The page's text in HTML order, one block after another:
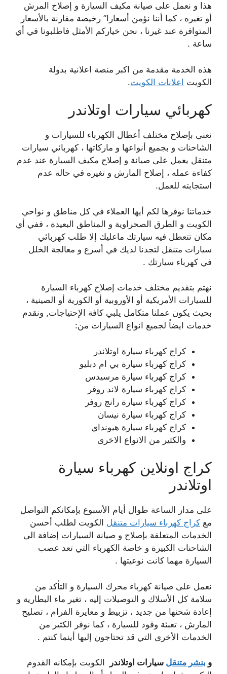
هذا و نعمل على صيانة مكيف السيارة و إصلاح المرش
أو تغيره ، كما أننا نؤمن أسعارا” رخيصة مقارنة بالأسعار
المتوافرة عند غيرنا ، نحن خياركم الأمثل فاطلبونا في أي
ساعة .
هذه الخدمة مقدمة من اكبر منصة اعلانية بدولة
الكويت اعلانات الكويت.
كهربائي سيارات اوتلاندر
نعنى بإصلاح مختلف أعطال الكهرباء للسيارات و
الشاحنات و بجميع أنواعها و ماركاتها ، كهربائي سيارات
متنقل يعمل على صيانة و إصلاح مكيف السيارة عند عدم
كفاءة عمله ، إصلاح المارش و تغيره في حالة عدم
استجابته للعمل.
خدماتنا نوفرها لكم أيها العملاء في كل مناطق و نواحي
الكويت و الطرق الصحراوية و المناطق البعيدة ، ففي أي
مكان تتعطل فيه سيارتك ماعليك إلا طلب كهربائي
سيارات متنقل لتجدنا لديك في أسرع و معالجة الخلل
في كهرباء سيارتك .
نهتم بتقديم مختلف خدمات إصلاح كهرباء السيارة
للسيارات الأمريكية أو الأوروبية أو الكورية أو الصينية ،
بحيث يكون عملنا متكامل يلبي كافة الإحتياجات, ونقدم
خدمات ايضاً لجميع انواع السيارات من:
كراج كهرباء سيارة اوتلاندر
كراج كهرباء سيارة بي ام دبليو
كراج كهرباء سيارة مرسيدس
كراج كهرباء سيارة لاند روفر
كراج كهرباء سيارة رانج روفر
كراج كهرباء سيارة نيسان
كراج كهرباء سيارة هيونداي
والكثير من الانواع الاخرى
كراج اونلاين كهرباء سيارة
اوتلاندر
على مدار الساعة طوال أيام الأسبوع بإمكانكم التواصل
مع كراج كهرباء سيارات متنقل الكويت لطلب أحسن
الخدمات المتعلقة بإصلاح و صيانة السيارات إضافة الى
الشاحنات الكبيرة و خاصة الكهرباء التي تعد عصب
السيارة مهما كانت نوعيتها .
نعمل على صيانة كهرباء محرك السيارة و التأكد من
سلامة كل الأسلاك و التوصيلات إليه ، تغير ماء البطارية و
إعادة شحنها من جديد ، تزبيط و معايرة الفرام ، تصليح
المارش ، تعبئة وقود للسيارة ، كما نوفر الكثير من
الخدمات الأخرى التي قد تحتاجون إليها أينما كنتم .
و بنشر متنقل سيارات اوتلاندر
الكويت بإمكانه القدوم